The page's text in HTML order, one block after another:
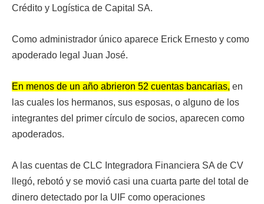
Crédito y Logística de Capital SA.
Como administrador único aparece Erick Ernesto y como
apoderado legal Juan José.
En menos de un año abrieron 52 cuentas bancarias, en
las cuales los hermanos, sus esposas, o alguno de los
integrantes del primer círculo de socios, aparecen como
apoderados.
A las cuentas de CLC Integradora Financiera SA de CV
llegó, rebotó y se movió casi una cuarta parte del total de
dinero detectado por la UIF como operaciones